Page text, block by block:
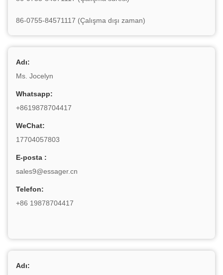
86-0755-84571117 (Çalışma dışı zaman)
Adı:
Ms. Jocelyn
Whatsapp:
+8619878704417
WeChat:
17704057803
E-posta :
sales9@essager.cn
Telefon:
+86 19878704417
Adı: